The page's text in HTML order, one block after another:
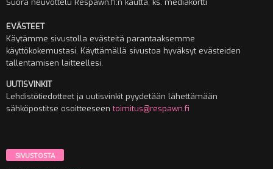
Suora neuvottelu Respawn.fi:n kautta, ks. mediakortti
EVÄSTEET
Käytämme sivustolla evästeitä parantaaksemme
käyttökokemustasi. Käyttämällä sivustoa hyväksyt evästeiden
tallentamisen laitteellesi.
UUTISVINKIT
Lehdistötiedotteet ja uutisvinkit pyydetään lähettämään
sähköpostitse osoitteeseentoimitus@respawn.fi
SIVUSTOSTA